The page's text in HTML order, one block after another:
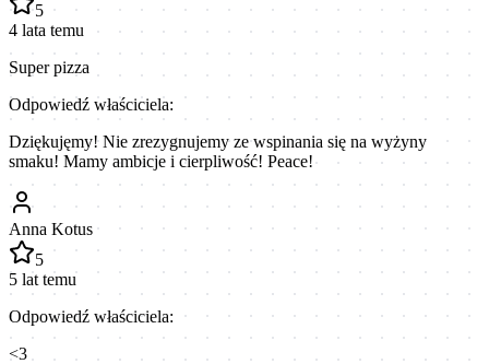
5
4 lata temu
Super pizza
Odpowiedź właściciela:
Dziękujęmy! Nie zrezygnujemy ze wspinania się na wyżyny
smaku! Mamy ambicje i cierpliwość! Peace!
Anna Kotus
5
5 lat temu
Odpowiedź właściciela:
<3